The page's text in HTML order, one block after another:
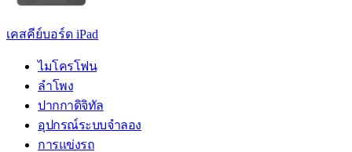
เคสคีย์บอร์ด iPad
ไมโครโฟน
ลำโพง
ปากกาดิจิทัล
อุปกรณ์ระบบจำลอง
การแข่งรถ